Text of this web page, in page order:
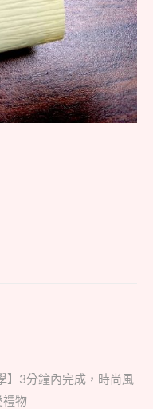
】3分鐘內完成，時尚風
禮物